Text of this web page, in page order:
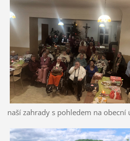
naší zahrady s pohledem na obecní